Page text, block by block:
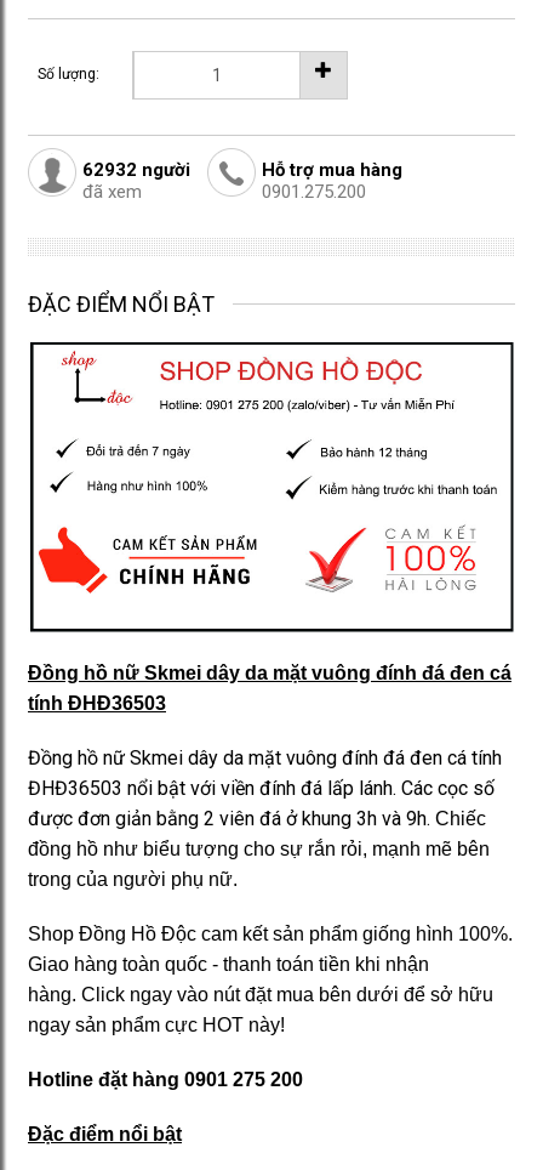
Số lượng:
62932 người
đã xem
Hỗ trợ mua hàng
0901.275.200
ĐẶC ĐIỂM NỔI BẬT
Đồng hồ nữ Skmei dây da mặt vuông đính đá đen cá
tính ĐHĐ36503
Đồng hồ nữ Skmei dây da mặt vuông đính đá đen cá tính
ĐHĐ36503 nổi bật với viền đính đá lấp lánh. Các cọc số
được đơn giản bằng 2 viên đá ở khung 3h và 9h. Chiếc
đồng hồ như biểu tượng cho sự rắn rỏi, mạnh mẽ bên
trong của người phụ nữ.
Shop Đồng Hồ Độc cam kết sản phẩm giống hình 100%.
Giao hàng toàn quốc - thanh toán tiền khi nhận
hàng. Click ngay vào nút đặt mua bên dưới để sở hữu
ngay sản phẩm cực HOT này!
Hotline đặt hàng 0901 275 200
Đặc điểm nổi bật